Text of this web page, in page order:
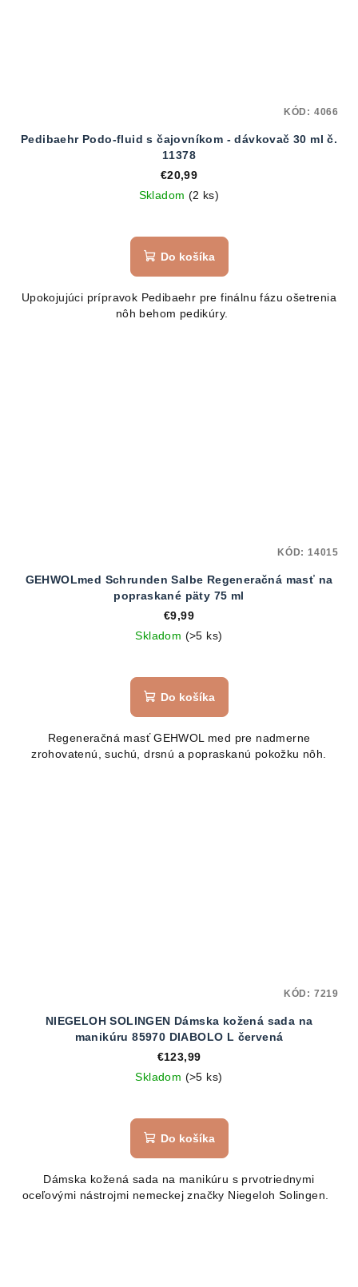
Pedibaehr Podo-fluid s čajovníkom - dávkovač 30 ml č.
11378
€20,99
Skladom (2 ks)
Do košíka
Upokojujúci prípravok Pedibaehr pre finálnu fázu ošetrenia
nôh behom pedikúry.
KÓD: 4066
GEHWOLmed Schrunden Salbe Regeneračná masť na
popraskané päty 75 ml
€9,99
Skladom (>5 ks)
hodnotenie
produktu
z
5
Do košíka
Regeneračná masť GEHWOL med pre nadmerne
zrohovatenú, suchú, drsnú a popraskanú pokožku nôh.
KÓD: 14015
NIEGELOH SOLINGEN Dámska kožená sada na
manikúru 85970 DIABOLO L červená
€123,99
Skladom (>5 ks)
Do košíka
Dámska kožená sada na manikúru s prvotriednymi
oceľovými nástrojmi nemeckej značky Niegeloh Solingen.
KÓD: 7219